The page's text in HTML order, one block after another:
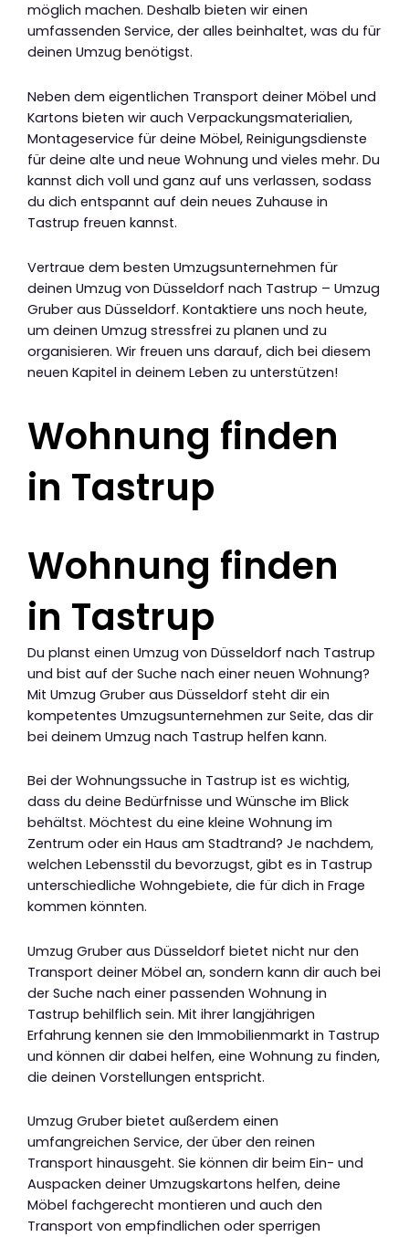
möglich machen. Deshalb bieten wir einen
umfassenden Service, der alles beinhaltet, was du für
deinen Umzug benötigst.
Neben dem eigentlichen Transport deiner Möbel und
Kartons bieten wir auch Verpackungsmaterialien,
Montageservice für deine Möbel, Reinigungsdienste
für deine alte und neue Wohnung und vieles mehr. Du
kannst dich voll und ganz auf uns verlassen, sodass
du dich entspannt auf dein neues Zuhause in
Tastrup freuen kannst.
Vertraue dem besten Umzugsunternehmen für
deinen Umzug von Düsseldorf nach Tastrup – Umzug
Gruber aus Düsseldorf. Kontaktiere uns noch heute,
um deinen Umzug stressfrei zu planen und zu
organisieren. Wir freuen uns darauf, dich bei diesem
neuen Kapitel in deinem Leben zu unterstützen!
Wohnung finden
in Tastrup
Wohnung finden
in Tastrup
Du planst einen Umzug von Düsseldorf nach Tastrup
und bist auf der Suche nach einer neuen Wohnung?
Mit Umzug Gruber aus Düsseldorf steht dir ein
kompetentes Umzugsunternehmen zur Seite, das dir
bei deinem Umzug nach Tastrup helfen kann.
Bei der Wohnungssuche in Tastrup ist es wichtig,
dass du deine Bedürfnisse und Wünsche im Blick
behältst. Möchtest du eine kleine Wohnung im
Zentrum oder ein Haus am Stadtrand? Je nachdem,
welchen Lebensstil du bevorzugst, gibt es in Tastrup
unterschiedliche Wohngebiete, die für dich in Frage
kommen könnten.
Umzug Gruber aus Düsseldorf bietet nicht nur den
Transport deiner Möbel an, sondern kann dir auch bei
der Suche nach einer passenden Wohnung in
Tastrup behilflich sein. Mit ihrer langjährigen
Erfahrung kennen sie den Immobilienmarkt in Tastrup
und können dir dabei helfen, eine Wohnung zu finden,
die deinen Vorstellungen entspricht.
Umzug Gruber bietet außerdem einen
umfangreichen Service, der über den reinen
Transport hinausgeht. Sie können dir beim Ein- und
Auspacken deiner Umzugskartons helfen, deine
Möbel fachgerecht montieren und auch den
Transport von empfindlichen oder sperrigen